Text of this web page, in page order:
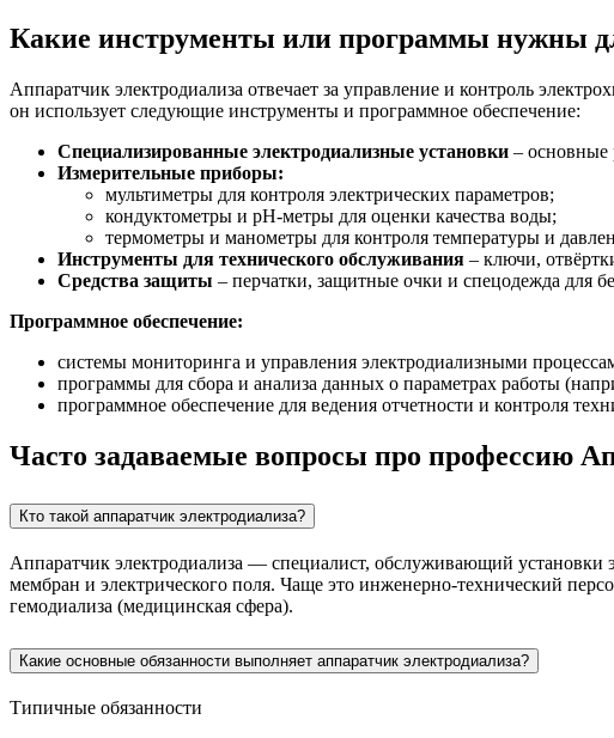
Какие инструменты или программы нужны
Аппаратчик электродиализа отвечает за управление и контроль
он использует следующие инструменты и программное обеспечение:
Специализированные электродиализные установки – основные
Измерительные приборы:
мультиметры для контроля электрических параметров;
кондуктометры и рН-метры для оценки качества воды;
термометры и манометры для контроля температуры и
Инструменты для технического обслуживания – ключи,
Средства защиты – перчатки, защитные очки и спецодежда для
Программное обеспечение:
системы мониторинга и управления электродиализными
программы для сбора и анализа данных о параметрах работы
программное обеспечение для ведения отчетности и контроля
Часто задаваемые вопросы про профессию
Кто такой аппаратчик электродиализа?
Аппаратчик электродиализа — специалист, обслуживающий установки
мембран и электрического поля. Чаще это инженерно-технический
гемодиализа (медицинская сфера).
Какие основные обязанности выполняет аппаратчик электродиализа?
Типичные обязанности